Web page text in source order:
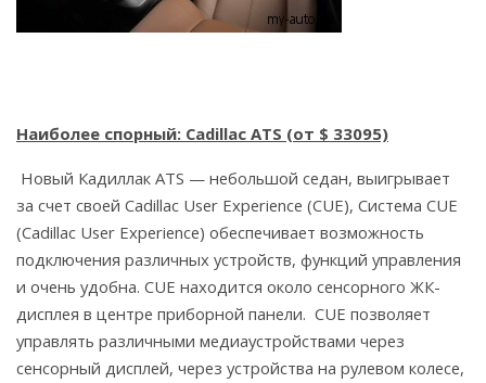
Наиболее спорный: Cadillac ATS (от $ 33095)
Новый Кадиллак ATS — небольшой седан, выигрывает
за счет своей Cadillac User Experience (CUE), Система CUE
(Cadillac User Experience) обеспечивает возможность
подключения различных устройств, функций управления
и очень удобна. CUE находится около сенсорного ЖК-
дисплея в центре приборной панели. CUE позволяет
управлять различными медиаустройствами через
сенсорный дисплей, через устройства на рулевом колесе,